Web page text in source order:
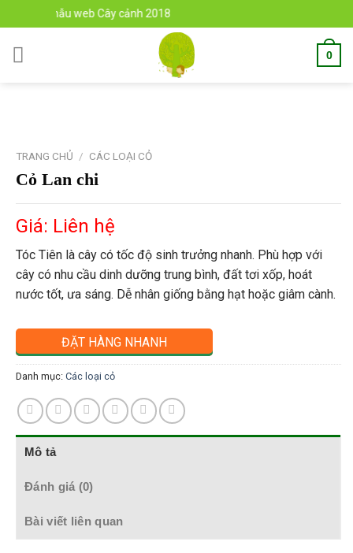
to
content
với mẫu web Cây cảnh 2018
0
TRANG CHỦ / CÁC LOẠI CỎ
Cỏ Lan chi
Giá: Liên hệ
Tóc Tiên là cây có tốc độ sinh trưởng nhanh. Phù hợp với
cây có nhu cầu dinh dưỡng trung bình, đất tơi xốp, hoát
nước tốt, ưa sáng. Dễ nhân giống bằng hạt hoặc giâm cành.
ĐẶT HÀNG NHANH
Danh mục: Các loại cỏ
Mô tả
Đánh giá (0)
Bài viết liên quan